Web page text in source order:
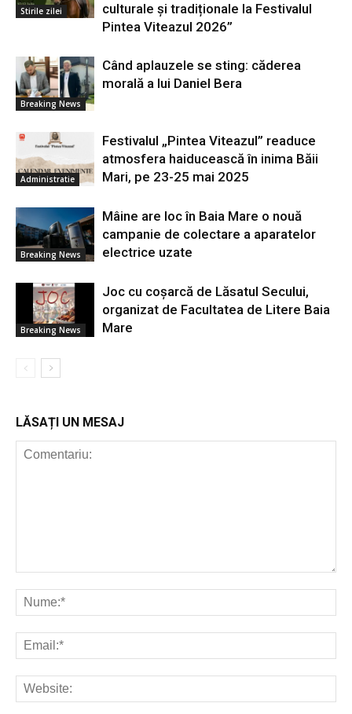
Stirile zilei
culturale și tradiționale la Festivalul
Pintea Viteazul 2026”
Breaking News
Când aplauzele se sting: căderea
morală a lui Daniel Bera
Administratie
Festivalul „Pintea Viteazul” readuce
atmosfera haiducească în inima Băii
Mari, pe 23-25 mai 2025
Breaking News
Mâine are loc în Baia Mare o nouă
campanie de colectare a aparatelor
electrice uzate
Breaking News
Joc cu coșarcă de Lăsatul Secului,
organizat de Facultatea de Litere Baia
Mare
LĂSAȚI UN MESAJ